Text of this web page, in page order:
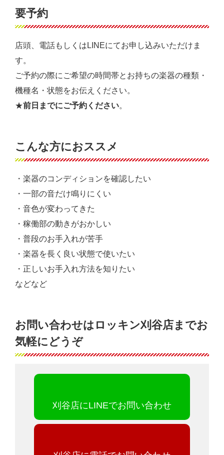
要予約
店頭、電話もしくはLINEにてお申し込みいただけま
す。
ご予約の際にご希望の時間帯とお持ちの楽器の種類・
機種名・状態をお伝えください。
★前日までにご予約ください。
こんな方におススメ
・楽器のコンディションを確認したい
・一部の音だけ鳴りにくい
・音色が変わってきた
・稼働部の動きがおかしい
・普段のお手入れが苦手
・楽器を長く良い状態で使いたい
・正しいお手入れ方法を知りたい
などなど
お問い合わせはロッキン刈谷店までお
気軽にどうぞ
刈谷店にLINEでお問い合わせ